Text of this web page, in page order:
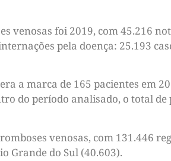
venosas foi 2019, com 45.216
pela doença: 25.193
a marca de 165 pacientes em
do período analisado, o total de
venosas, com 131.446
Grande do Sul (40.603).